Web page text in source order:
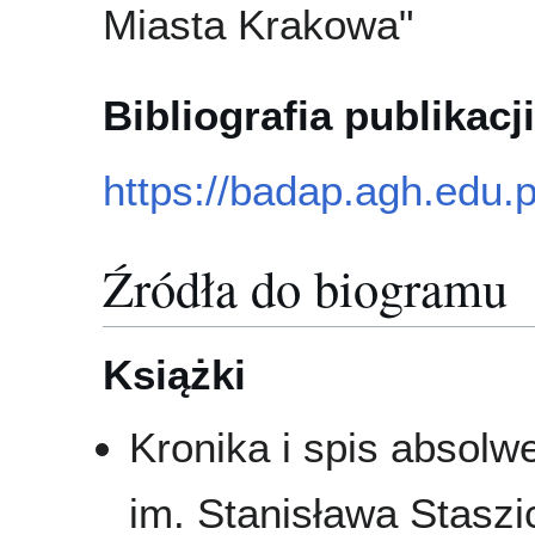
Miasta Krakowa"
Bibliografia publikacji
https://
Źródła do biogramu
Książki
Kronika i spis
im. Stanisława